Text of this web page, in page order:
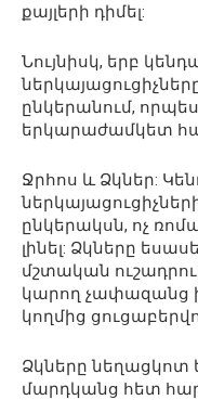
քայլերի դիմել:
Նույնիսկ, երբ
ընկերանում,
երկարաժամկետ
Ջրհոս և Ձկներ:
ընկերակսն, ոչ
լինել: Ձկները
մշտական
կարող չափազանց
կողմից
Ձկները նեղացկոտ
մարդկանց հետ